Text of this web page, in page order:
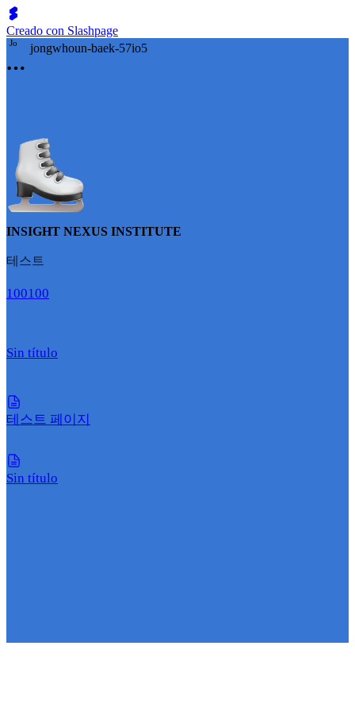
Creado con Slashpage
Jo jongwhoun-baek-57io5
INSIGHT NEXUS INSTITUTE
테스트
100100
Sin título
테스트 페이지
Sin título